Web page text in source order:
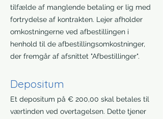
tilfælde af manglende betaling er lig med
fortrydelse af kontrakten. Lejer afholder
omkostningerne ved afbestillingen i
henhold til de afbestillingsomkostninger,
der fremgår af afsnittet "Afbestillinger".
Depositum
Et depositum på € 200,00 skal betales til
værtinden ved overtagelsen. Dette tjener